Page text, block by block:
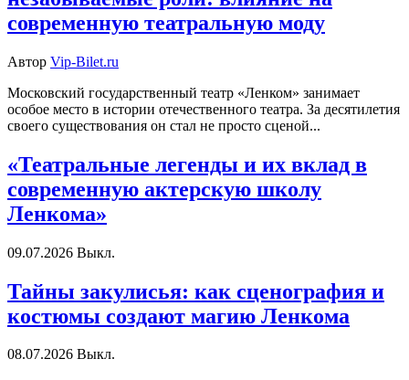
современную театральную моду
Автор Vip-Bilet.ru
Московский государственный театр «Ленком» занимает
особое место в истории отечественного театра. За десятилетия
своего существования он стал не просто сценой...
«Театральные легенды и их вклад в
современную актерскую школу
Ленкома»
09.07.2026 Выкл.
Тайны закулисья: как сценография и
костюмы создают магию Ленкома
08.07.2026 Выкл.